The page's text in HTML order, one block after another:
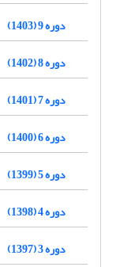
دوره 9 (1403)
دوره 8 (1402)
دوره 7 (1401)
دوره 6 (1400)
دوره 5 (1399)
دوره 4 (1398)
دوره 3 (1397)